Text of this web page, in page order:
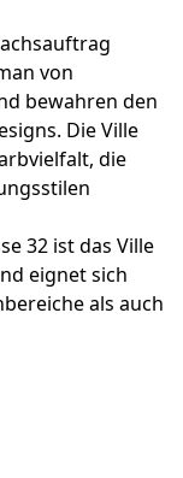
von
bewahren den
Die Ville
die
32 ist das Ville
eignet sich
als auch